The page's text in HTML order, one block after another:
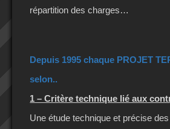
répartition des charges…
Depuis 1995 chaque PROJET
selon..
1 – Critère technique lié aux
Une étude technique et précise